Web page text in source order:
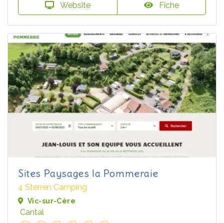
Website Fiche
Sites Paysages la Pommeraie
4 Sterren Camping
Vic-sur-Cère
Cantal